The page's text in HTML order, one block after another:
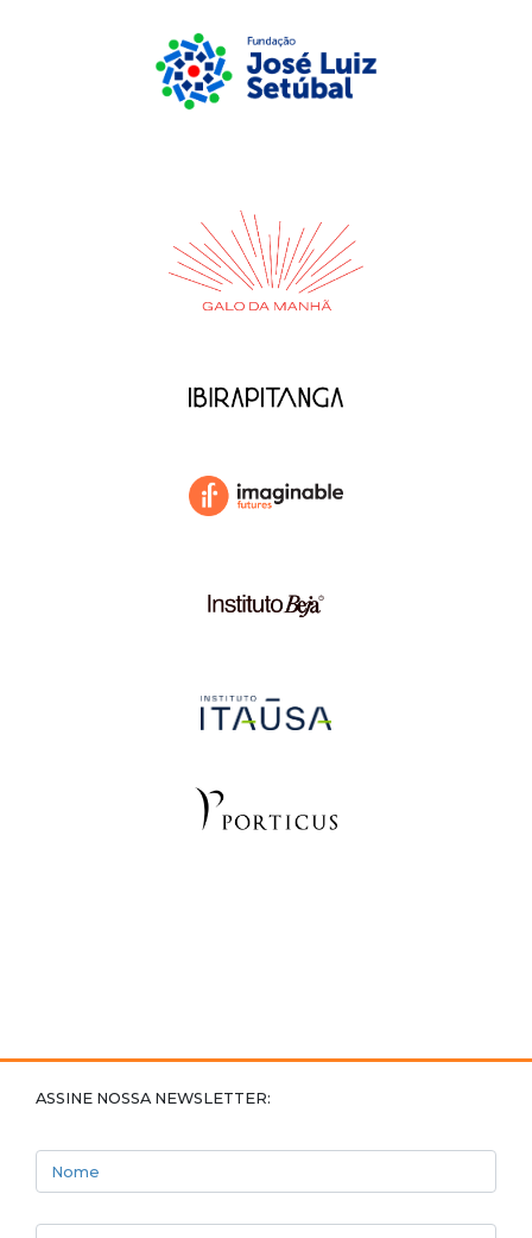
ASSINE NOSSA NEWSLETTER: